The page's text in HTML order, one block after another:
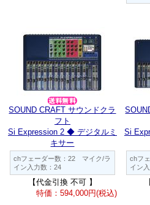
SOUND CRAFT サウンドクラ
フト
Si Expression 2 ◆ デジタルミ
キサー
chフェーダー数：22 マイク/ラ
イン入力数：24
【代金引換 不可 】
特価：594,000円(税込)
Si
chフ
イン